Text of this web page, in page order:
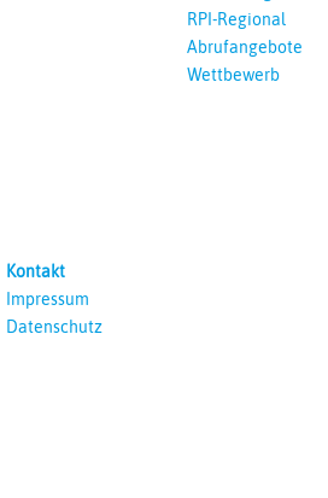
Vikar*innen
RPI-Regional
Abrufangebote
Wettbewerb
Kontakt
Impressum
Datenschutz